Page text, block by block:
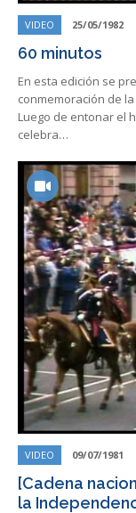
VIDEO 25/05/1982
60 minutos
En esta edición se
conmemoración de
Luego de entonar el
celebra…
VIDEO 09/07/1981
[Cadena
la